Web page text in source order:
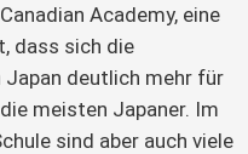
Academy, eine
dass sich die
deutlich mehr für
meisten Japaner. Im
sind aber auch viele